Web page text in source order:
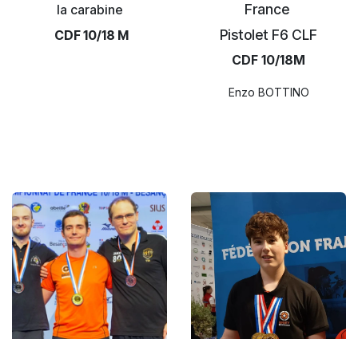
la carabine
CDF 10/18 M
France
Pistolet F6 CLF
CDF 10/18M
Enzo BOTTINO